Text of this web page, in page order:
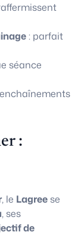
: parfait
séance
:
, le Lagree se
, ses
de